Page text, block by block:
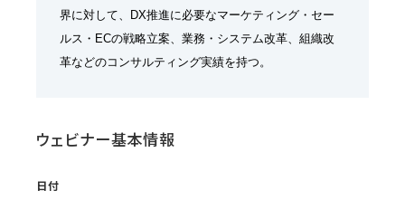
界に対して、DX推進に必要なマーケティング・セー
ルス・ECの戦略立案、業務・システム改革、組織改
革などのコンサルティング実績を持つ。
ウェビナー基本情報
日付